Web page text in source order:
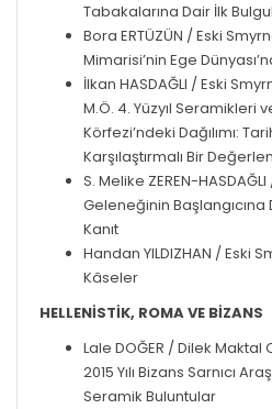
Tabakalarına Dair İlk
Bora ERTÜZÜN / Eski
Mimarisi’nin Ege
İlkan HASDAĞLI / Eski
M.Ö. 4. Yüzyıl Seramikleri
Körfezi’ndeki Dağılımı:
Karşılaştırmalı Bir
S. Melike ZEREN-
Geleneğinin Başlangıcına
Kanıt
Handan YILDIZHAN / Eski
Kâseler
HELLENİSTİK, ROMA VE BİZANS
Lale DOĞER / Dilek
2015 Yılı Bizans Sarnıcı
Seramik Buluntular